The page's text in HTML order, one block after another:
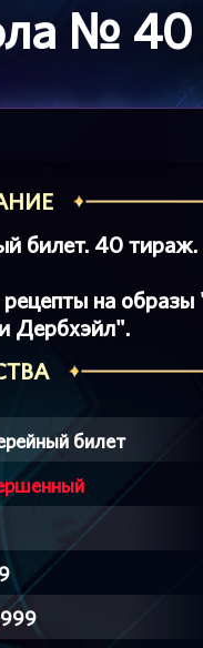
№ 40
билет. 40 тираж.
на
Дербхэйл".
билет